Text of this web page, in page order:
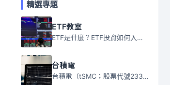
精選專題
ETF教室
ETF是什麼？ETF投資如何入門？本系列專題文章將會告訴你新手必須知道的ETF基礎知識。
台積電
台積電（tSMC；股票代號2330）是全球領先的半導體代工公司，成立於1987年，總部位於台灣新竹。且已於美國、日本、德國及中國設廠，台積電是全球首家專業積體電路製造服務公司，也是全球最先進和最大規模的半導體代工廠。